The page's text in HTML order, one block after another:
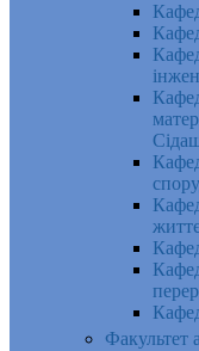
Факультет